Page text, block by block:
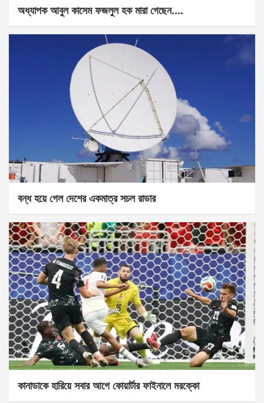
অধ্যাপক আবুল কাসেম ফজলুল হক মারা গেছেন….
বন্ধ হয়ে গেল দেশের একমাত্র সচল রাডার
কানাডাকে হারিয়ে সবার আগে কোয়ার্টার ফাইনালে মরক্কো